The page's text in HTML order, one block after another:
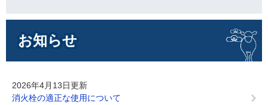
へ
お知らせ
2026年4月13日更新
消火栓の適正な使用について